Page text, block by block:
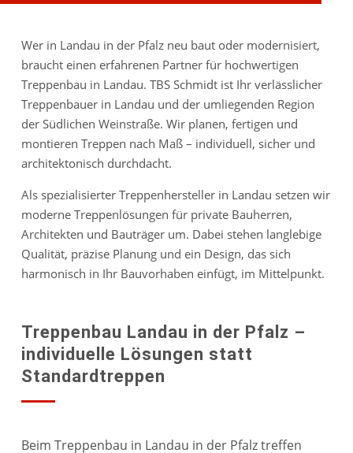
Wer in Landau in der Pfalz neu baut oder modernisiert,
braucht einen erfahrenen Partner für hochwertigen
Treppenbau in Landau. TBS Schmidt ist Ihr verlässlicher
Treppenbauer in Landau und der umliegenden Region
der Südlichen Weinstraße. Wir planen, fertigen und
montieren Treppen nach Maß – individuell, sicher und
architektonisch durchdacht.
Als spezialisierter Treppenhersteller in Landau setzen wir
moderne Treppenlösungen für private Bauherren,
Architekten und Bauträger um. Dabei stehen langlebige
Qualität, präzise Planung und ein Design, das sich
harmonisch in Ihr Bauvorhaben einfügt, im Mittelpunkt.
Treppenbau Landau in der Pfalz –
individuelle Lösungen statt
Standardtreppen
Beim Treppenbau in Landau in der Pfalz treffen